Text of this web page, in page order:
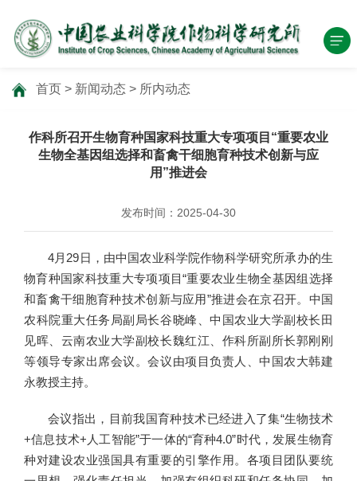
首页 > 新闻动态 > 所内动态
作科所召开生物育种国家科技重大专项项目“重要农业
生物全基因组选择和畜禽干细胞育种技术创新与应
用”推进会
发布时间：2025-04-30
4月29日，由中国农业科学院作物科学研究所承办的生
物育种国家科技重大专项项目“重要农业生物全基因组选择
和畜禽干细胞育种技术创新与应用”推进会在京召开。中国
农科院重大任务局副局长谷晓峰、中国农业大学副校长田
见晖、云南农业大学副校长魏红江、作科所副所长郭刚刚
等领导专家出席会议。会议由项目负责人、中国农大韩建
永教授主持。
会议指出，目前我国育种技术已经进入了集“生物技术
+信息技术+人工智能”于一体的“育种4.0”时代，发展生物育
种对建设农业强国具有重要的引擎作用。各项目团队要统